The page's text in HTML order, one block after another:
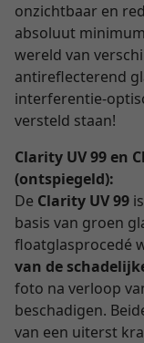
onzichtbaar en
absoluut
wereld van
antireflecterend
interferentie-
versteld staan!
Clarity UV 99 en
(ontspiegeld):
De Clarity UV 99
basis van groen
floatglasprocedé
van de
foto na verloop
beschadigen.
van een uiterst